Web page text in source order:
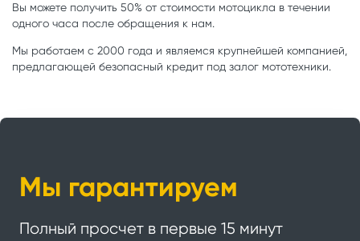
Вы можете получить 50% от стоимости мотоцикла в течении
одного часа после обращения к нам.
Мы работаем с 2000 года и являемся крупнейшей компанией,
предлагающей безопасный кредит под залог мототехники.
Мы гарантируем
Полный просчет в первые 15 минут